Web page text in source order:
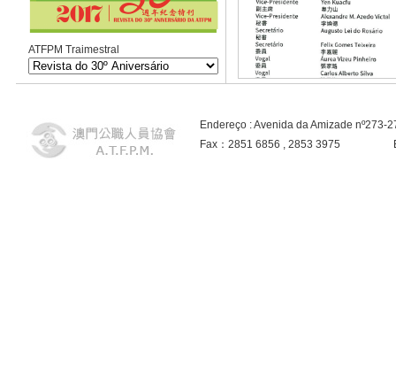
ATFPM Traimestral
Endereço : Avenida da Amizade
Fax：2851 6856 , 2853 3975